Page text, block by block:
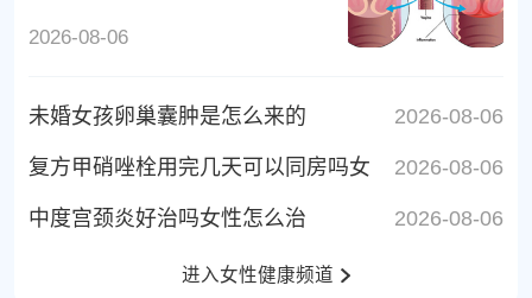
2026-08-06
2026-08-06
未婚女孩卵巢囊肿是怎么来的
2026-08-06
复方甲硝唑栓用完几天可以同房吗女
2026-08-06
中度宫颈炎好治吗女性怎么治
进入女性健康频道